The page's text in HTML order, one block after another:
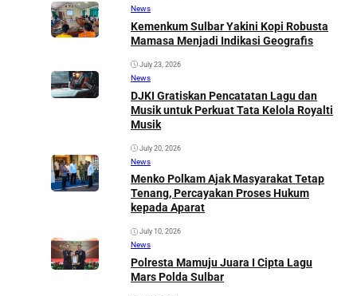
News
Kemenkum Sulbar Yakini Kopi Robusta
Mamasa Menjadi Indikasi Geografis
July 23, 2026
News
DJKI Gratiskan Pencatatan Lagu dan
Musik untuk Perkuat Tata Kelola Royalti
Musik
July 20, 2026
News
Menko Polkam Ajak Masyarakat Tetap
Tenang, Percayakan Proses Hukum
kepada Aparat
July 10, 2026
News
Polresta Mamuju Juara I Cipta Lagu
Mars Polda Sulbar